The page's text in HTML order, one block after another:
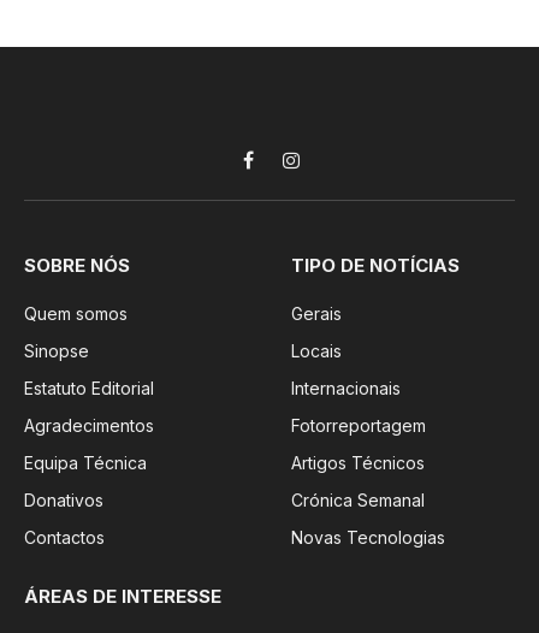
FacebookInstagram
SOBRE NÓS
Quem somos
Sinopse
Estatuto Editorial
Agradecimentos
Equipa Técnica
Donativos
Contactos
TIPO DE NOTÍCIAS
Gerais
Locais
Internacionais
Fotorreportagem
Artigos Técnicos
Crónica Semanal
Novas Tecnologias
ÁREAS DE INTERESSE